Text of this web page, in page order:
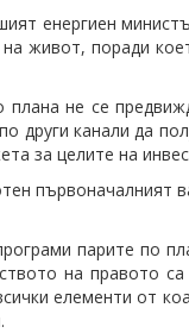
енергиен
живот, поради
не се
други канали да
за целите на
първоначалният
парите по
на правото
елементи от